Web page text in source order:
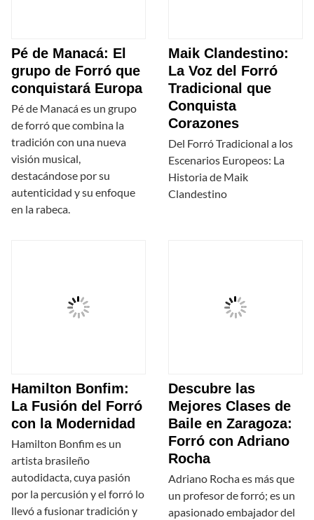
Pé de Manacá: El
grupo de Forró que
conquistará Europa
Pé de Manacá es un grupo
de forró que combina la
tradición con una nueva
visión musical,
destacándose por su
autenticidad y su enfoque
en la rabeca.
Maik Clandestino:
La Voz del Forró
Tradicional que
Conquista
Corazones
Del Forró Tradicional a los
Escenarios Europeos: La
Historia de Maik
Clandestino
Hamilton Bonfim:
La Fusión del Forró
con la Modernidad
Hamilton Bonfim es un
artista brasileño
autodidacta, cuya pasión
por la percusión y el forró lo
llevó a fusionar tradición y
Descubre las
Mejores Clases de
Baile en Zaragoza:
Forró con Adriano
Rocha
Adriano Rocha es más que
un profesor de forró; es un
apasionado embajador del